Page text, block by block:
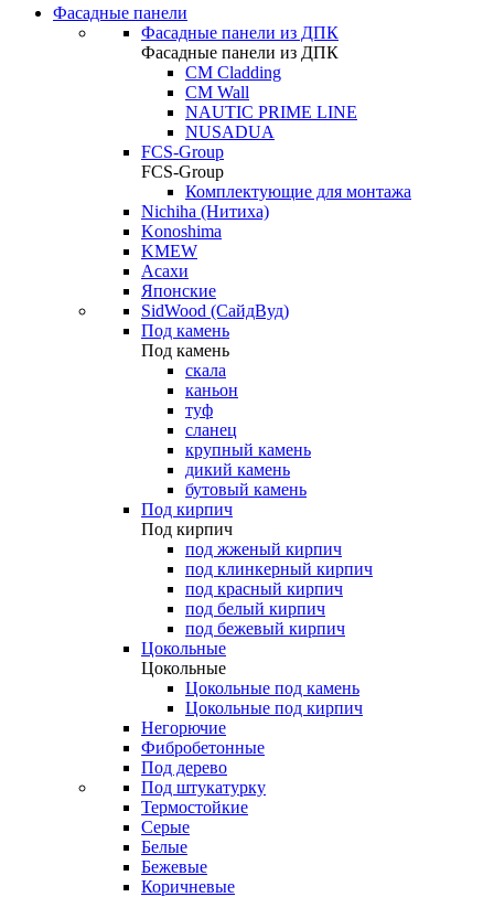
Фасадные панели
Фасадные панели из ДПК
Фасадные панели из ДПК
CM Cladding
CM Wall
NAUTIC PRIME LINE
NUSADUA
FCS-Group
FCS-Group
Комплектующие для монтажа
Nichiha (Нитиха)
Konoshima
KMEW
Асахи
Японские
SidWood (СайдВуд)
Под камень
Под камень
скала
каньон
туф
сланец
крупный камень
дикий камень
бутовый камень
Под кирпич
Под кирпич
под жженый кирпич
под клинкерный кирпич
под красный кирпич
под белый кирпич
под бежевый кирпич
Цокольные
Цокольные
Цокольные под камень
Цокольные под кирпич
Негорючие
Фибробетонные
Под дерево
Под штукатурку
Термостойкие
Серые
Белые
Бежевые
Коричневые